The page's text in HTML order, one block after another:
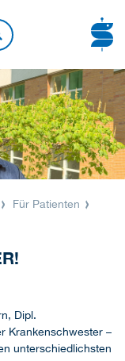
Für Patienten
Dipl.
Krankenschwester –
unterschiedlichsten